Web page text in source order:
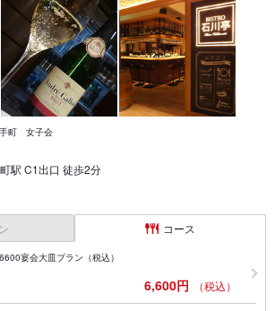
町 女子会
駅 C1出口 徒歩2分
コース
宴会大皿プラン（税込）
6,600円 （税込）